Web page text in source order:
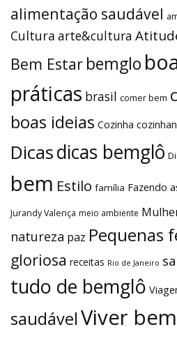
alimentação saudável
Cultura arte&cultura
Bem Estar bemglo
práticas brasil comer bem
boas ideias Cozinha
Dicasdicas bemglô
bem Estilo família Fazendo
Jurandy Valença meio ambiente
natureza paz Pequenas
gloriosa receitas Rio de Janeiro
tudo de bemglô
saudávelViver bem